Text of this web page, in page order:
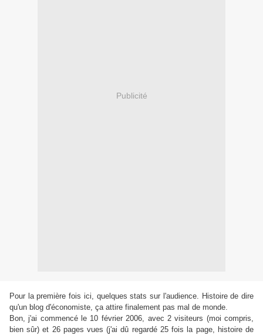
Publicité
Pour la première fois ici, quelques stats sur l'audience. Histoire de dire
qu'un blog d'économiste, ça attire finalement pas mal de monde.
Bon, j'ai commencé le 10 février 2006, avec 2 visiteurs (moi compris,
bien sûr) et 26 pages vues (j'ai dû regardé 25 fois la page, histoire de